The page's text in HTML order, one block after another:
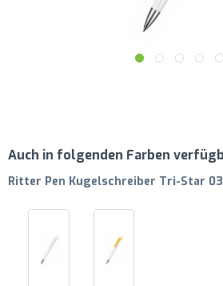
Auch in folgenden Farben
Ritter Pen Kugelschreiber Tri-Star